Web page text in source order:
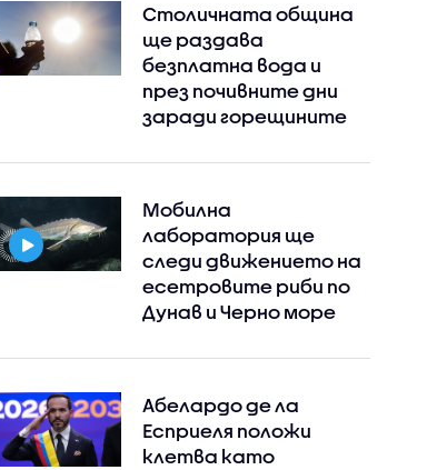
Столичната община
ще раздава
безплатна вода и
през почивните дни
заради горещините
Мобилна
лаборатория ще
следи движението на
есетровите риби по
Дунав и Черно море
Абелардо де ла
Есприеля положи
клетва като